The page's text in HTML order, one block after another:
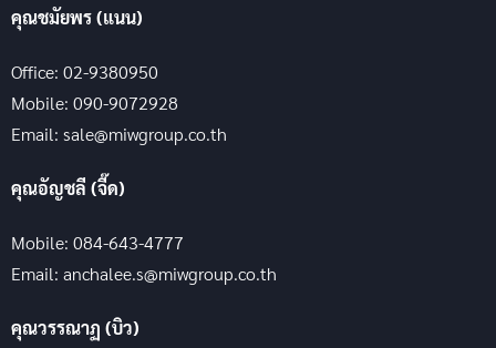
คุณชมัยพร (แนน)
Office: 02-9380950
Mobile: 090-9072928
Email: sale@miwgroup.co.th
คุณอัญชลี (จี๊ด)
Mobile: 084-643-4777
Email: anchalee.s@miwgroup.co.th
คุณวรรณาฏ (บิว)